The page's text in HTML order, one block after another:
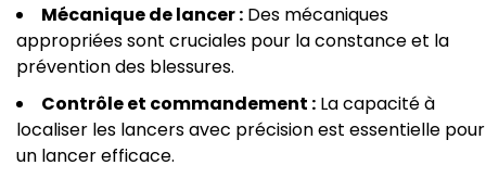
Mécanique de lancer : Des mécaniques
appropriées sont cruciales pour la constance et la
prévention des blessures.
Contrôle et commandement : La capacité à
localiser les lancers avec précision est essentielle pour
un lancer efficace.